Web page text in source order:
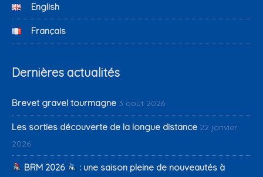
English
Français
Dernières actualités
Brevet gravel tourmagne 3 août 2026
Les sorties découverte de la longue distance 22 janvier
2026
BRM 2026
: une saison pleine de nouveautés à